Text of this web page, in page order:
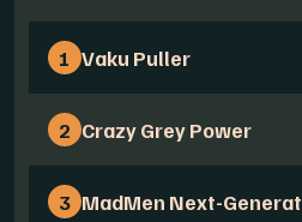
1 Vaku Puller
2 Crazy Grey Power
3 MadMen Next-